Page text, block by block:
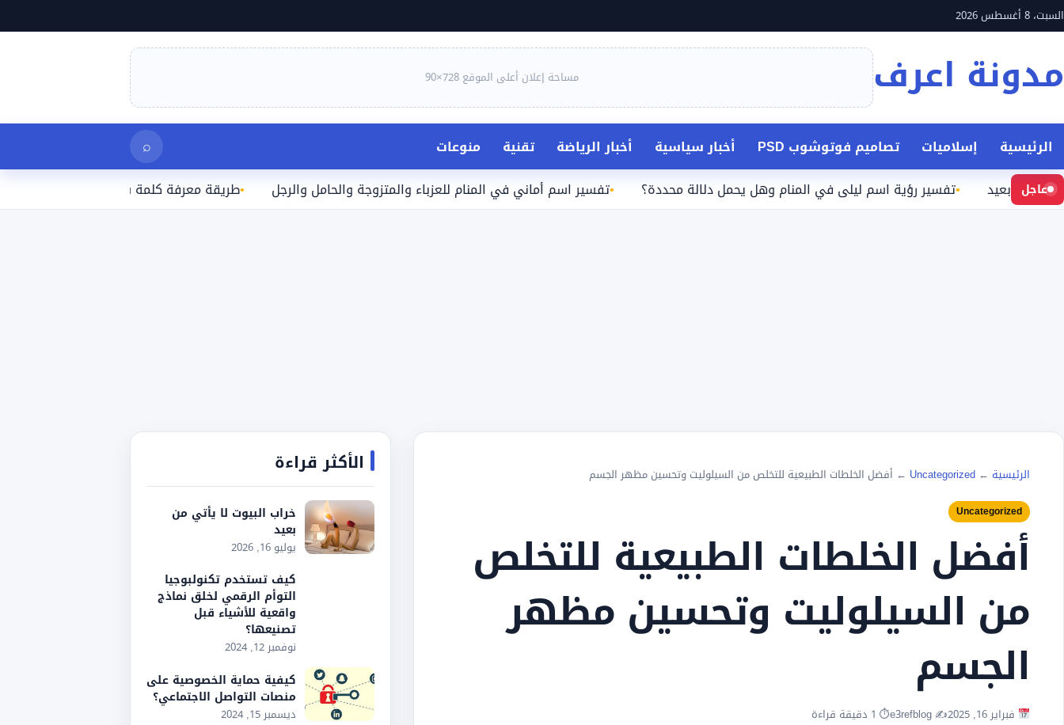
انتقل
إلى
السبت، 8 أغسطس 2026
مدونة اعرف مساحة إعلان أعلى الموقع 728×90
الرئيسية إسلاميات تصاميم فوتوشوب PSD أخبار سياسية أخبار الرياضة تقنية منوعات ⌕
عاجل
بعيد تفسير رؤية اسم ليلى في المنام وهل يحمل دلالة محددة؟ تفسير اسم أماني في المنام للعزباء والمتزوجة والحامل والرجل طريقة معرفة كلمة سر الواي فاي المتصل بها على
الرئيسية ←
Uncategorized
← أفضل الخلطات الطبيعية للتخلص من السيلوليت وتحسين مظهر الجسم
Uncategorized
أفضل الخلطات الطبيعية للتخلص
من السيلوليت وتحسين مظهر
الجسم
فبراير 16, 2025 ✍️ e3refblog ⏱ 1 دقيقة قراءة
الأكثر قراءة
خراب البيوت لا يأتي من
بعيد
يوليو 16, 2026
كيف تستخدم تكنولبوجيا
التوأم الرقمي لخلق نماذج
واقعية للأشياء قبل
تصنيعها؟
نوفمبر 12, 2024
كيفية حماية الخصوصية على
منصات التواصل الاجتماعي؟
ديسمبر 15, 2024